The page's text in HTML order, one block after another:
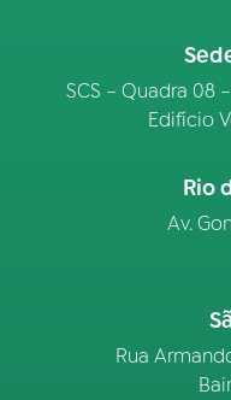
SCS – Quadra 08
Edifício
Rio
Av.
Rua